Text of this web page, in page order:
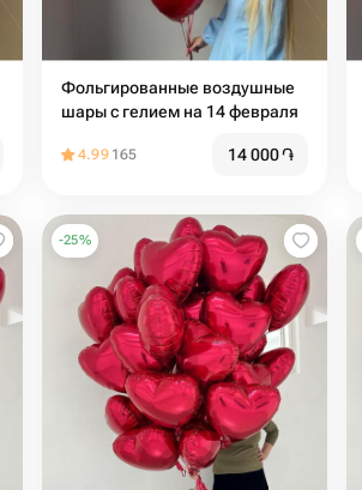
Фольгированные воздушные
шары с гелием на 14 февраля
4.99 165 14 000֏
-25%